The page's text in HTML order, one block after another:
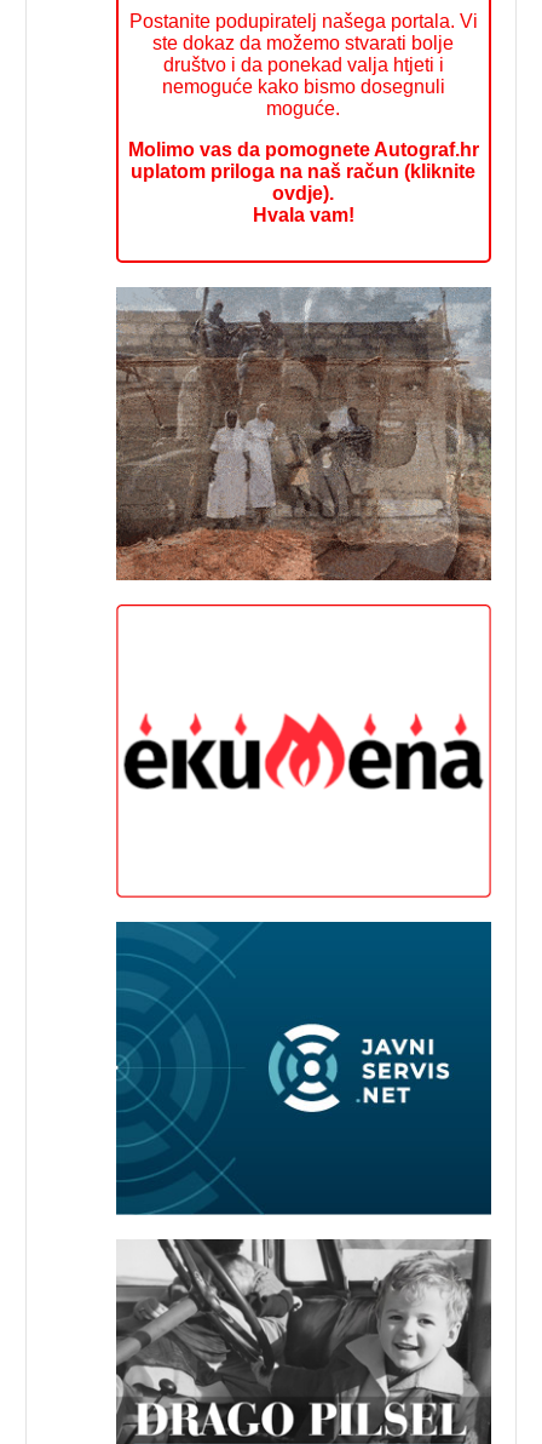
Postanite podupiratelj našega portala. Vi
ste dokaz da možemo stvarati bolje
društvo i da ponekad valja htjeti i
nemoguće kako bismo dosegnuli
moguće.
Molimo vas da pomognete Autograf.hr
uplatom priloga na naš račun (kliknite
ovdje).
Hvala vam!